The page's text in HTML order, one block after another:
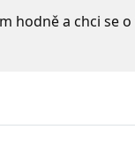
hodně a chci se